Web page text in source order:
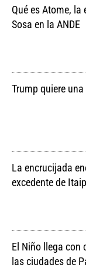
Qué es Atome,
Sosa en la ANDE
Trump quiere
La encrucijada
excedente de
El Niño llega con
las ciudades de